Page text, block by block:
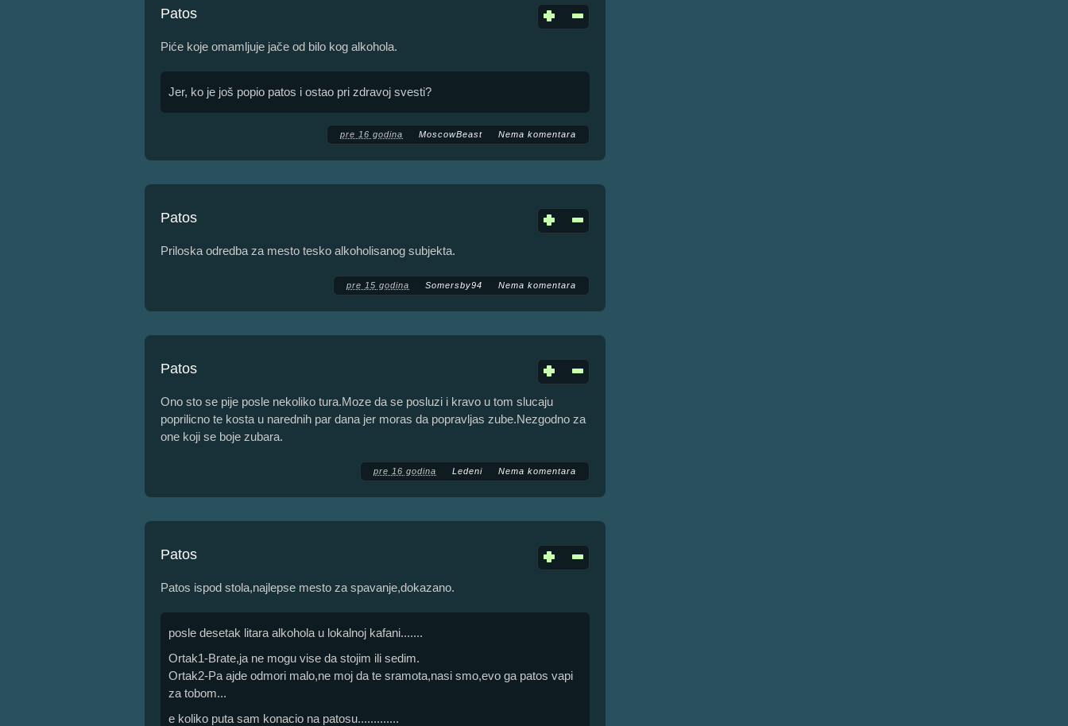
Patos
Piće koje omamljuje jače od bilo kog alkohola.
Jer, ko je još popio patos i ostao pri zdravoj svesti?
pre 16 godina MoscowBeast Nema komentara
Patos
Priloska odredba za mesto tesko alkoholisanog subjekta.
pre 15 godina Somersby94 Nema komentara
Patos
Ono sto se pije posle nekoliko tura.Moze da se posluzi i kravo u tom slucaju
poprilicno te kosta u narednih par dana jer moras da popravljas zube.Nezgodno za
one koji se boje zubara.
pre 16 godina Ledeni Nema komentara
Patos
Patos ispod stola,najlepse mesto za spavanje,dokazano.
posle desetak litara alkohola u lokalnoj kafani.......
Ortak1-Brate,ja ne mogu vise da stojim ili sedim.
Ortak2-Pa ajde odmori malo,ne moj da te sramota,nasi smo,evo ga patos vapi
za tobom...
e koliko puta sam konacio na patosu.............